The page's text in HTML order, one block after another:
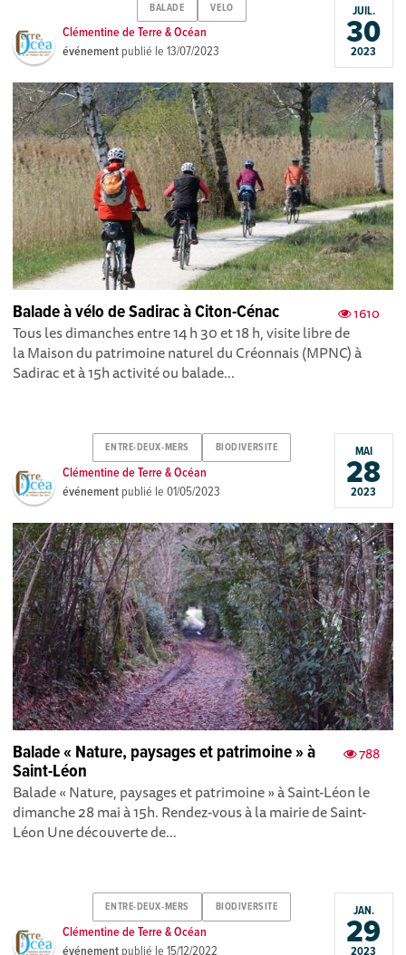
BALADE VELO
Clémentine de Terre & Océan
événement publié le13/07/2023
JUIL.
30
2023
1610
Balade à vélo de Sadirac à Citon-Cénac
Tous les dimanches entre 14 h 30 et 18 h, visite libre de
la Maison du patrimoine naturel du Créonnais (MPNC) à
Sadirac et à 15h activité ou balade...
ENTRE-DEUX-MERS BIODIVERSITE
Clémentine de Terre & Océan
événement publié le01/05/2023
MAI
28
2023
788
Balade « Nature, paysages et patrimoine » à
Saint-Léon
Balade « Nature, paysages et patrimoine » à Saint-Léon le
dimanche 28 mai à 15h. Rendez-vous à la mairie de Saint-
Léon Une découverte de...
ENTRE-DEUX-MERS BIODIVERSITE
Clémentine de Terre & Océan
événement publié le15/12/2022
JAN.
29
2023